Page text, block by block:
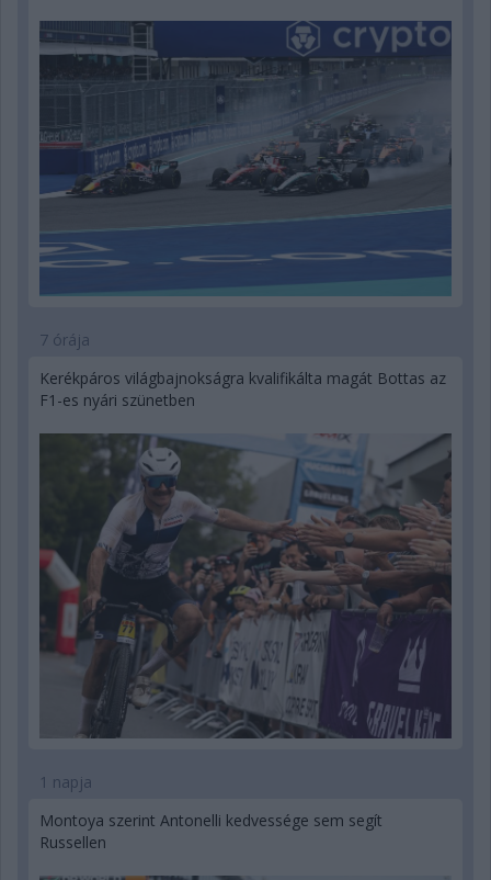
7 órája
Kerékpáros világbajnokságra kvalifikálta magát Bottas az
F1-es nyári szünetben
1 napja
Montoya szerint Antonelli kedvessége sem segít
Russellen